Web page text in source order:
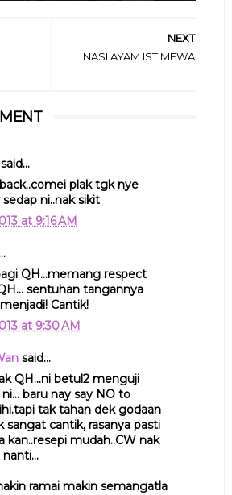
NEXT
NASI AYAM ISTIMEWA
plak tgk nye
ni..nak sikit
at 9:16 AM
QH...memang respect
sentuhan tangannya
Cantik!
at 9:30 AM
said...
QH...ni betul2 menguji
baru nay say NO to
tak tahan dek godaan
sangat cantik, rasanya pasti
kan..resepi mudah..CW nak
ramai makin semangatla